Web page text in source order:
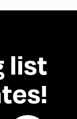
list